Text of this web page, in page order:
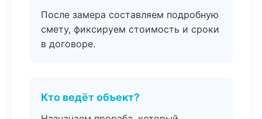
После замера составляем подробную
смету, фиксируем стоимость и сроки
в договоре.
Кто ведёт объект?